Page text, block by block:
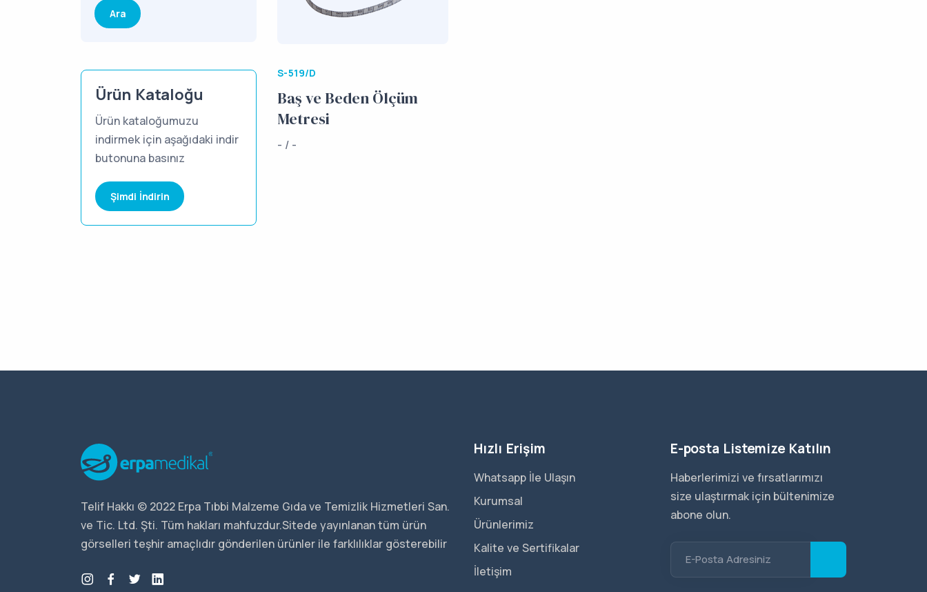
S-519/D
Baş ve Beden Ölçüm
Metresi
- / -
Ürün Kataloğu
Ürün kataloğumuzu
indirmek için aşağıdaki indir
butonuna basınız
Şimdi İndirin
Telif Hakkı © 2022 Erpa Tıbbi Malzeme Gıda ve Temizlik Hizmetleri San.
ve Tic. Ltd. Şti. Tüm hakları mahfuzdur.Sitede yayınlanan tüm ürün
görselleri teşhir amaçlıdır gönderilen ürünler ile farklılıklar gösterebilir
Hızlı Erişim
Whatsapp İle Ulaşın
Kurumsal
Ürünlerimiz
Kalite ve Sertifikalar
İletişim
E-posta Listemize Katılın
Haberlerimizi ve fırsatlarımızı
size ulaştırmak için bültenimize
abone olun.
E-Posta Adresiniz